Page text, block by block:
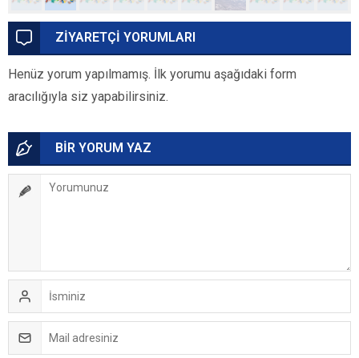
ZİYARETÇİ YORUMLARI
Henüz yorum yapılmamış. İlk yorumu aşağıdaki form
aracılığıyla siz yapabilirsiniz.
BİR YORUM YAZ